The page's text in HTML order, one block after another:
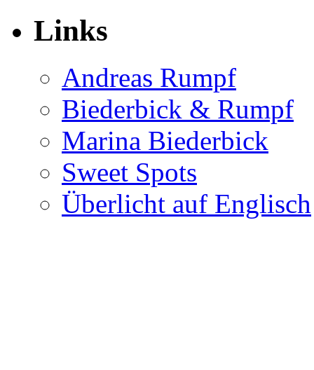
Links
Andreas Rumpf
Biederbick & Rumpf
Marina Biederbick
Sweet Spots
Überlicht auf Englisch